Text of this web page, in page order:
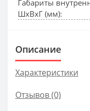
Габариты
ШхВхГ (мм):
Описание
Характеристики
Отзывов (0)